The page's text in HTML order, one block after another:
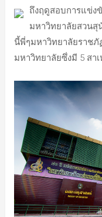
ถึงฤดูสอบการแข่ง
มหาวิทยาลัยสวนสุ
นี้พี่ๆมหาวิทยาลัยราชภั
มหาวิทยาลัยซึ่งมี 5 สา